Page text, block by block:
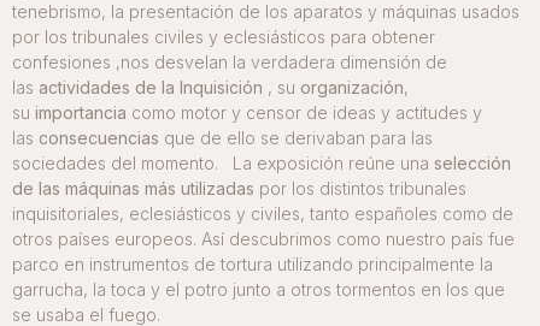
tenebrismo, la presentación de los aparatos y máquinas usados
por los tribunales civiles y eclesiásticos para obtener
confesiones ,nos desvelan la verdadera dimensión de
las actividades de la Inquisición , su organización,
su importancia como motor y censor de ideas y actitudes y
las consecuencias que de ello se derivaban para las
sociedades del momento. La exposición reúne una selección
de las máquinas más utilizadas por los distintos tribunales
inquisitoriales, eclesiásticos y civiles, tanto españoles como de
otros países europeos. Así descubrimos como nuestro país fue
parco en instrumentos de tortura utilizando principalmente la
garrucha, la toca y el potro junto a otros tormentos en los que
se usaba el fuego.